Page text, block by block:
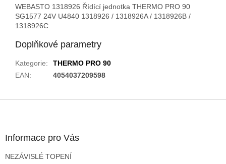
WEBASTO 1318926 Řídící jednotka THERMO PRO 90
SG1577 24V U4840 1318926 / 1318926A / 1318926B /
1318926C
Doplňkové parametry
Kategorie:
THERMO PRO 90
EAN: 4054037209598
Informace pro Vás
NEZÁVISLÉ TOPENÍ